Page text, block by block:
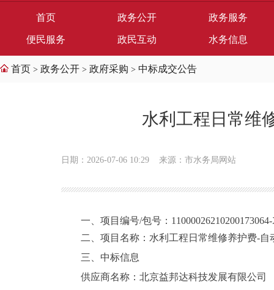
首页 政务公开 政务服务
便民服务 政民互动 水务信息
首页 > 政务公开 > 政府采购 > 中标成交公告
水利工程日常维
日期：2026-07-06 10:29 来源：市水务局网站
一、项目编号/包号：
二、项目名称：水利工程日常维修养护费-自
三、中标信息
供应商名称：北京益邦达科技发展有限公司